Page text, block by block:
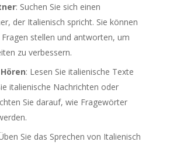
: Suchen Sie sich einen
der Italienisch spricht. Sie können
stellen und antworten, um
zu verbessern.
: Lesen Sie italienische Texte
italienische Nachrichten oder
Sie darauf, wie Fragewörter
Sie das Sprechen von Italienisch